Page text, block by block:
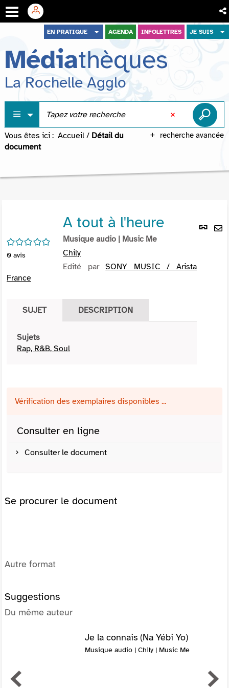
menu
contenu
recherche
EN PRATIQUE AGENDA INFOLETTRES JE SUIS
Médiathèques
La Rochelle Agglo
recherche avancée
Vous êtes ici : Accueil / Détail du
document
Lien
/5
0 avis
A tout à l'heure
Musique audio | Music Me
Chily
Edité parSONY MUSIC / Arista
France
SUJET DESCRIPTION
Sujets
Rap, R&B, Soul
Vérification des exemplaires disponibles ...
Consulter en ligne
Consulter le document
Se procurer le document
Autre format
Suggestions
Du même auteur
Je la connais (Na Yébi Yo)
Musique audio | Chily | Music Me